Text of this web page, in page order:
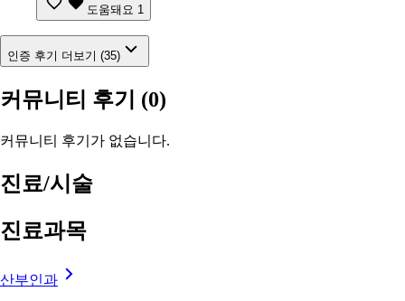
도움돼요 1
인증 후기 더보기 (35)
커뮤니티 후기 (0)
커뮤니티 후기가 없습니다.
진료/시술
진료과목
산부인과